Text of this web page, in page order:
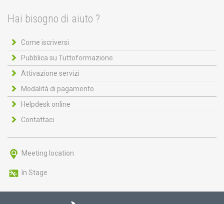
Hai bisogno di aiuto ?
Come iscriversi
Pubblica su Tuttoformazione
Attivazione servizi
Modalità di pagamento
Helpdesk online
Contattaci
Meeting location
In Stage